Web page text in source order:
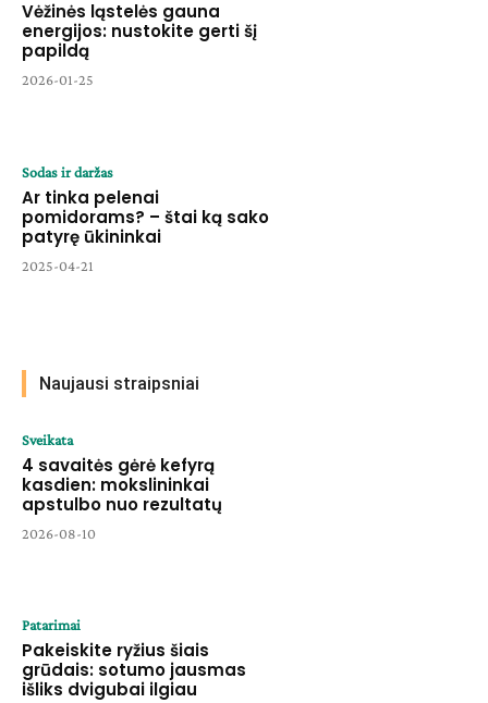
Vėžinės ląstelės gauna
energijos: nustokite gerti šį
papildą
2026-01-25
Sodas ir daržas
Ar tinka pelenai
pomidorams? – štai ką sako
patyrę ūkininkai
2025-04-21
Naujausi straipsniai
Sveikata
4 savaitės gėrė kefyrą
kasdien: mokslininkai
apstulbo nuo rezultatų
2026-08-10
Patarimai
Pakeiskite ryžius šiais
grūdais: sotumo jausmas
išliks dvigubai ilgiau